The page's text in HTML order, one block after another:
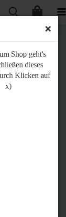
Shop geht's
dieses
Klicken auf
x)